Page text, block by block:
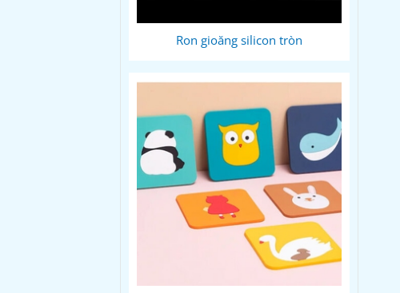
Ron gioăng silicon tròn